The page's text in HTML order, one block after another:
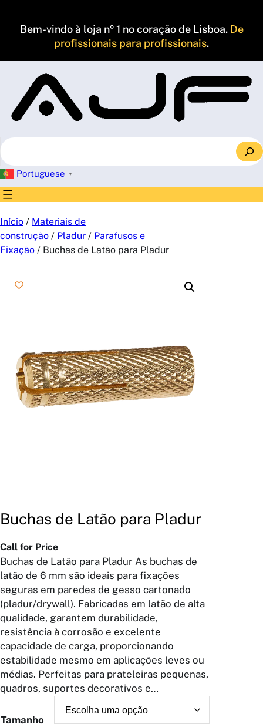
Bem-vindo à loja nº 1 no coração de Lisboa. De
profissionais para profissionais.
S
e
a
r
c
Portuguese ▼
Início / Materiais de
construção / Pladur / Parafusos e
Fixação / Buchas de Latão para Pladur
Buchas de Latão para Pladur
Call for Price
Buchas de Latão para Pladur As buchas de
latão de 6 mm são ideais para fixações
seguras em paredes de gesso cartonado
(pladur/drywall). Fabricadas em latão de alta
qualidade, garantem durabilidade,
resistência à corrosão e excelente
capacidade de carga, proporcionando
estabilidade mesmo em aplicações leves ou
médias. Perfeitas para prateleiras pequenas,
quadros, suportes decorativos e…
Tamanho